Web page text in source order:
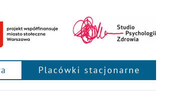
Placówki stacjonarne